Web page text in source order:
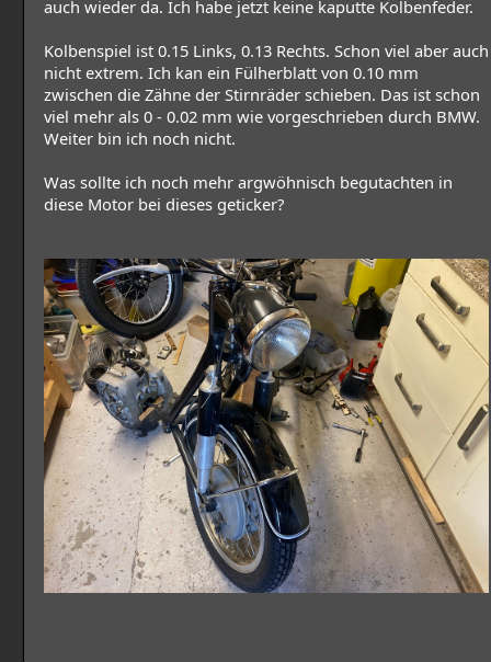
auch wieder da. Ich habe jetzt keine kaputte Kolbenfeder.
Kolbenspiel ist 0.15 Links, 0.13 Rechts. Schon viel aber auch
nicht extrem. Ich kan ein Fülherblatt von 0.10 mm
zwischen die Zähne der Stirnräder schieben. Das ist schon
viel mehr als 0 - 0.02 mm wie vorgeschrieben durch BMW.
Weiter bin ich noch nicht.
Was sollte ich noch mehr argwöhnisch begutachten in
diese Motor bei dieses geticker?